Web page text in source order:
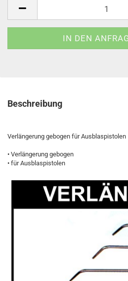
Beschreibung
Verlängerung gebogen für Ausblaspistolen
• Verlängerung gebogen
• für Ausblaspistolen